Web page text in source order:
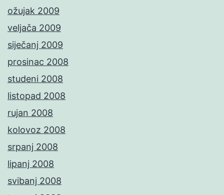
ožujak 2009
veljača 2009
siječanj 2009
prosinac 2008
studeni 2008
listopad 2008
rujan 2008
kolovoz 2008
srpanj 2008
lipanj 2008
svibanj 2008